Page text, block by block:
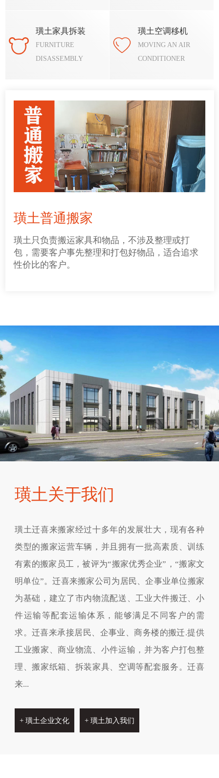
璜土家具拆装
FURNITURE
DISASSEMBLY
璜土空调移机
MOVING AN AIR
CONDITIONER
璜土普通搬家
璜土只负责搬运家具和物品，不涉及整理或打
包，需要客户事先整理和打包好物品，适合追求
性价比的客户。
璜土关于我们
璜土迁喜来搬家经过十多年的发展壮大，现有各种
类型的搬家运营车辆，并且拥有一批高素质、训练
有素的搬家员工，被评为“搬家优秀企业”，“搬家文
明单位”。迁喜来搬家公司为居民、企事业单位搬家
为基础，建立了市内物流配送、工业大件搬迁、小
件运输等配套运输体系，能够满足不同客户的需
求。迁喜来承接居民、企事业、商务楼的搬迁.提供
工业搬家、商业物流、小件运输，并为客户打包整
理、搬家纸箱、拆装家具、空调等配套服务。迁喜
来...
+ 璜土企业文化 + 璜土加入我们